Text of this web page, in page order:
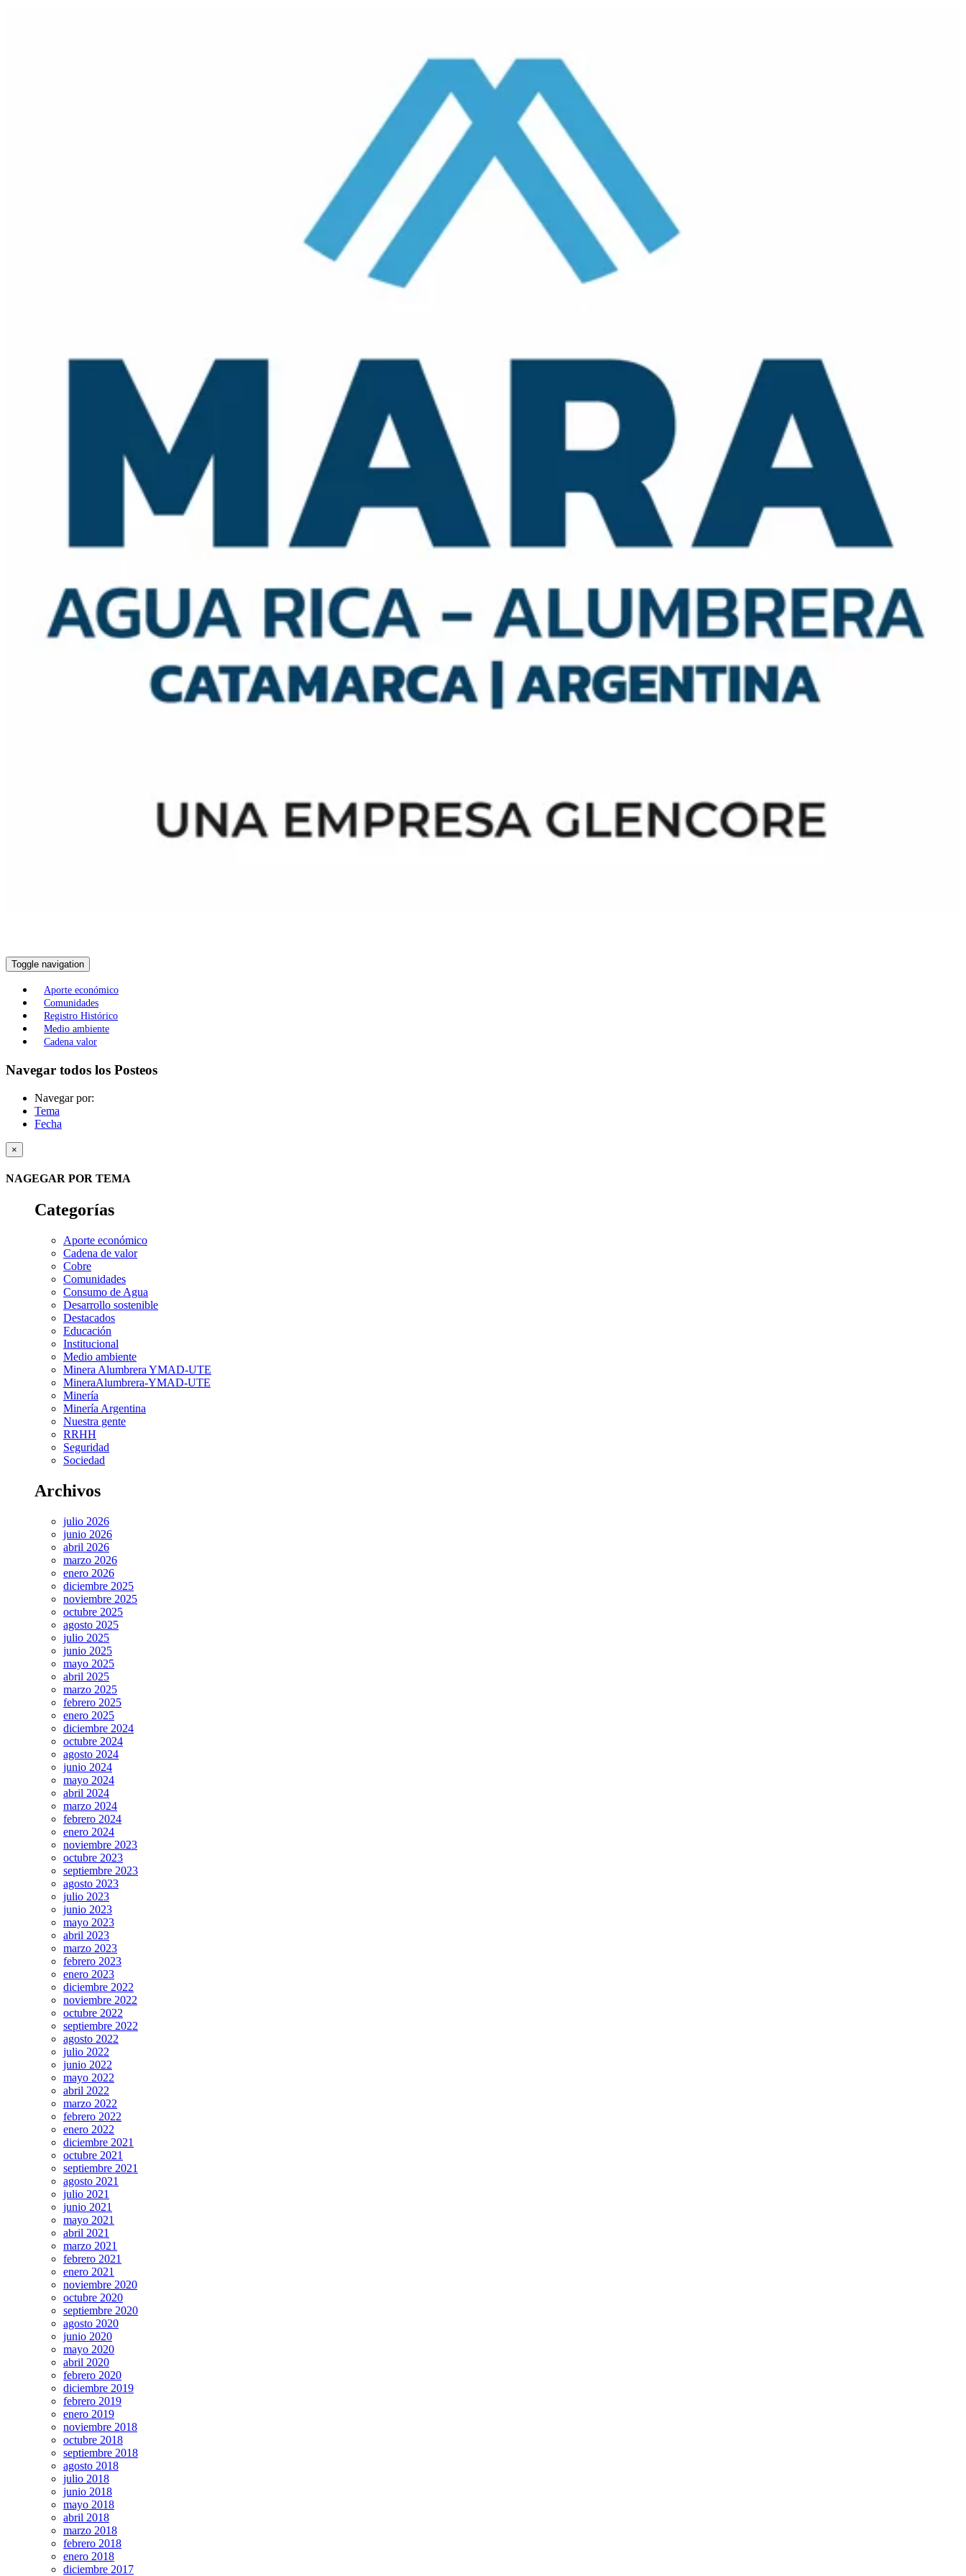
Toggle navigation
Aporte económico
Comunidades
Registro Histórico
Medio ambiente
Cadena valor
Navegar todos los Posteos
Navegar por:
Tema
Fecha
×
NAGEGAR POR TEMA
Categorías
Aporte económico
Cadena de valor
Cobre
Comunidades
Consumo de Agua
Desarrollo sostenible
Destacados
Educación
Institucional
Medio ambiente
Minera Alumbrera YMAD-UTE
MineraAlumbrera-YMAD-UTE
Minería
Minería Argentina
Nuestra gente
RRHH
Seguridad
Sociedad
Archivos
julio 2026
junio 2026
abril 2026
marzo 2026
enero 2026
diciembre 2025
noviembre 2025
octubre 2025
agosto 2025
julio 2025
junio 2025
mayo 2025
abril 2025
marzo 2025
febrero 2025
enero 2025
diciembre 2024
octubre 2024
agosto 2024
junio 2024
mayo 2024
abril 2024
marzo 2024
febrero 2024
enero 2024
noviembre 2023
octubre 2023
septiembre 2023
agosto 2023
julio 2023
junio 2023
mayo 2023
abril 2023
marzo 2023
febrero 2023
enero 2023
diciembre 2022
noviembre 2022
octubre 2022
septiembre 2022
agosto 2022
julio 2022
junio 2022
mayo 2022
abril 2022
marzo 2022
febrero 2022
enero 2022
diciembre 2021
octubre 2021
septiembre 2021
agosto 2021
julio 2021
junio 2021
mayo 2021
abril 2021
marzo 2021
febrero 2021
enero 2021
noviembre 2020
octubre 2020
septiembre 2020
agosto 2020
junio 2020
mayo 2020
abril 2020
febrero 2020
diciembre 2019
febrero 2019
enero 2019
noviembre 2018
octubre 2018
septiembre 2018
agosto 2018
julio 2018
junio 2018
mayo 2018
abril 2018
marzo 2018
febrero 2018
enero 2018
diciembre 2017